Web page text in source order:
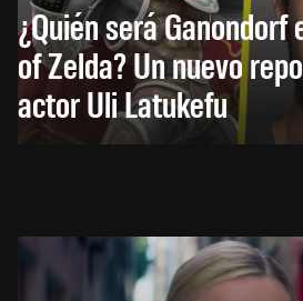
¿Quién será Ganondorf
of Zelda? Un nuevo
actor Uli Latukefu